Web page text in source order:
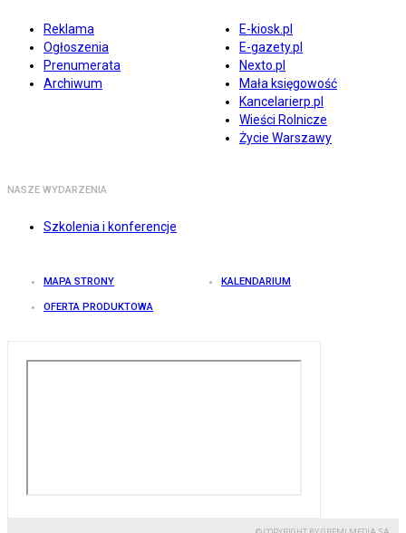
Reklama
Ogłoszenia
Prenumerata
Archiwum
E-kiosk.pl
E-gazety.pl
Nexto.pl
Mała księgowość
Kancelarierp.pl
Wieści Rolnicze
Życie Warszawy
NASZE WYDARZENIA
Szkolenia i konferencje
MAPA STRONY KALENDARIUM
OFERTA PRODUKTOWA